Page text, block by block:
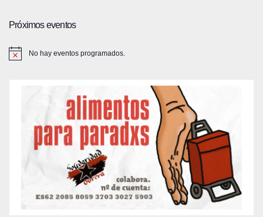
Próximos eventos
No hay eventos programados.